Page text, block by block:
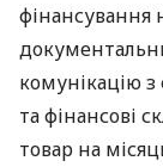
фінансування
комунікацію
та фінансові
товар на